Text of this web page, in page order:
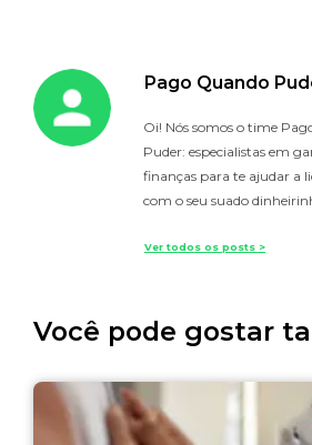
Pago Quando
Oi! Nós somos o time
Puder: especialistas em
finanças para te ajudar a
com o seu suado
Ver todos os posts >
Você pode gostar